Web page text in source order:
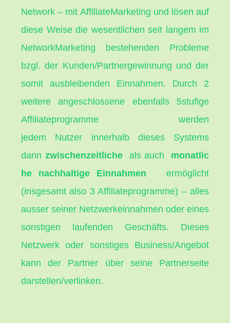
Network – mit AffiliateMarketing und lösen auf
diese Weise die wesentlichen seit langem im
NetworkMarketing bestehenden Probleme
bzgl. der Kunden/Partnergewinnung und der
somit ausbleibenden Einnahmen. Durch 2
weitere angeschlossene ebenfalls 5stufige
Affiliateprogramme werden
jedem Nutzer innerhalb dieses Systems
dann zwischenzeitliche alsauch
monatlic
he nachhaltige Einnahmen
ermöglicht
(insgesamt also 3 Affiliateprogramme) – alles
ausser seiner Netzwerkeinnahmen oder eines
sonstigen laufenden Geschäfts. Dieses
Netzwerk oder sonstiges Business/Angebot
kann der Partner über seine Partnerseite
darstellen/verlinken.